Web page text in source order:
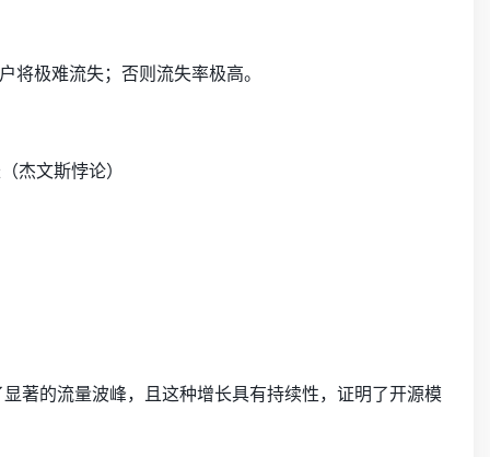
极难流失；否则流失率极高。
杰文斯悖论）
著的流量波峰，且这种增长具有持续性，证明了开源模